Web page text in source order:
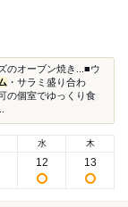
のオーブン焼き...■ウ
・サラミ盛り合わ
個室でゆっくり食
水
12
木
13